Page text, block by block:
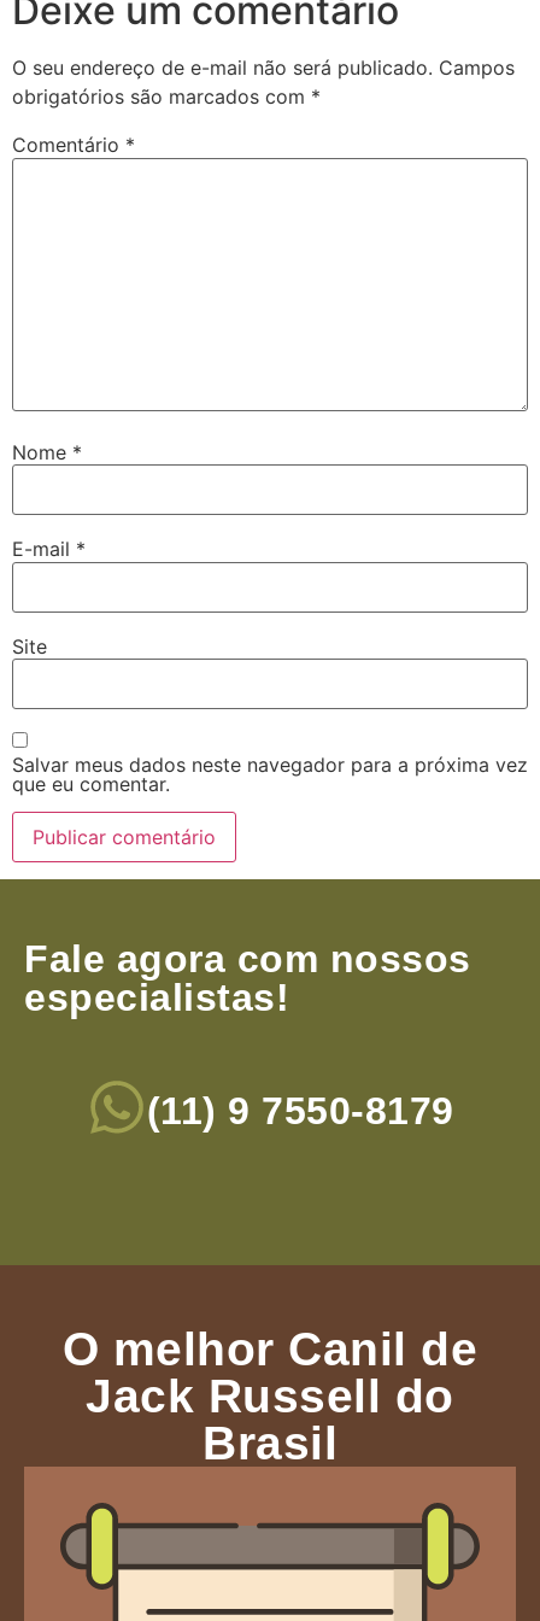
Deixe um comentário
O seu endereço de e-mail não será publicado. Campos
obrigatórios são marcados com *
Comentário *
Nome *
E-mail *
Site
Salvar meus dados neste navegador para a próxima vez
que eu comentar.
Fale agora com nossos
especialistas!
(11) 9 7550-8179
O melhor Canil de
Jack Russell do
Brasil